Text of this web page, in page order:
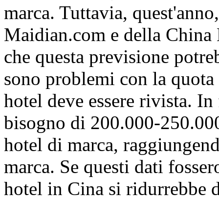
marca. Tuttavia,
Maidian.com e della
che questa previsione
sono problemi con la
hotel deve essere rivista.
bisogno di 200.000-
hotel di marca,
marca. Se questi dati
hotel in Cina si ridurrebbe